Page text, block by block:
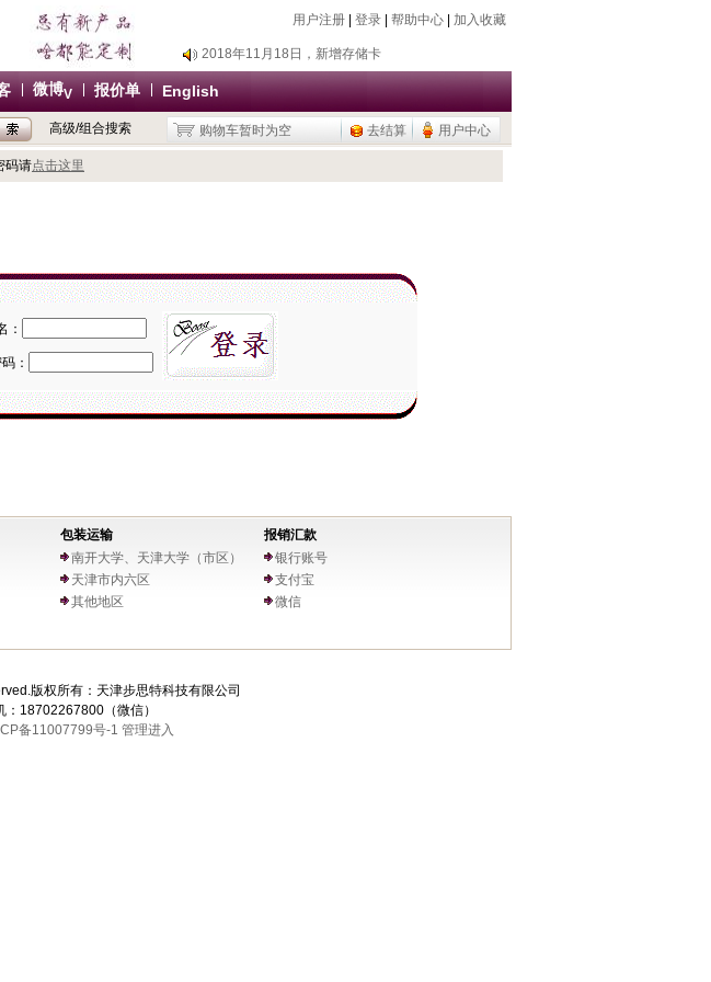
用户注册 登录 帮助中心 加入收藏
2018年7月26日，新增除静电器
2018年11月18日，新增存储卡
2016年9月20日，烧瓶塞降价
2015年9月10日，调整加热模块目录
办公用品，U盘/移动硬盘
办公用品，U盘/移动硬盘
微博V 报价单 English
高级/组合搜索 购物车暂时为空 去结算 用户中心
码请点击这里
：
：
包装运输
南开大学、天津大学（市区）
天津市内六区
其他地区
报销汇款
银行账号
支付宝
微信
版权所有：天津步思特科技有限公司
18702267800（微信）
备11007799号-1 管理进入